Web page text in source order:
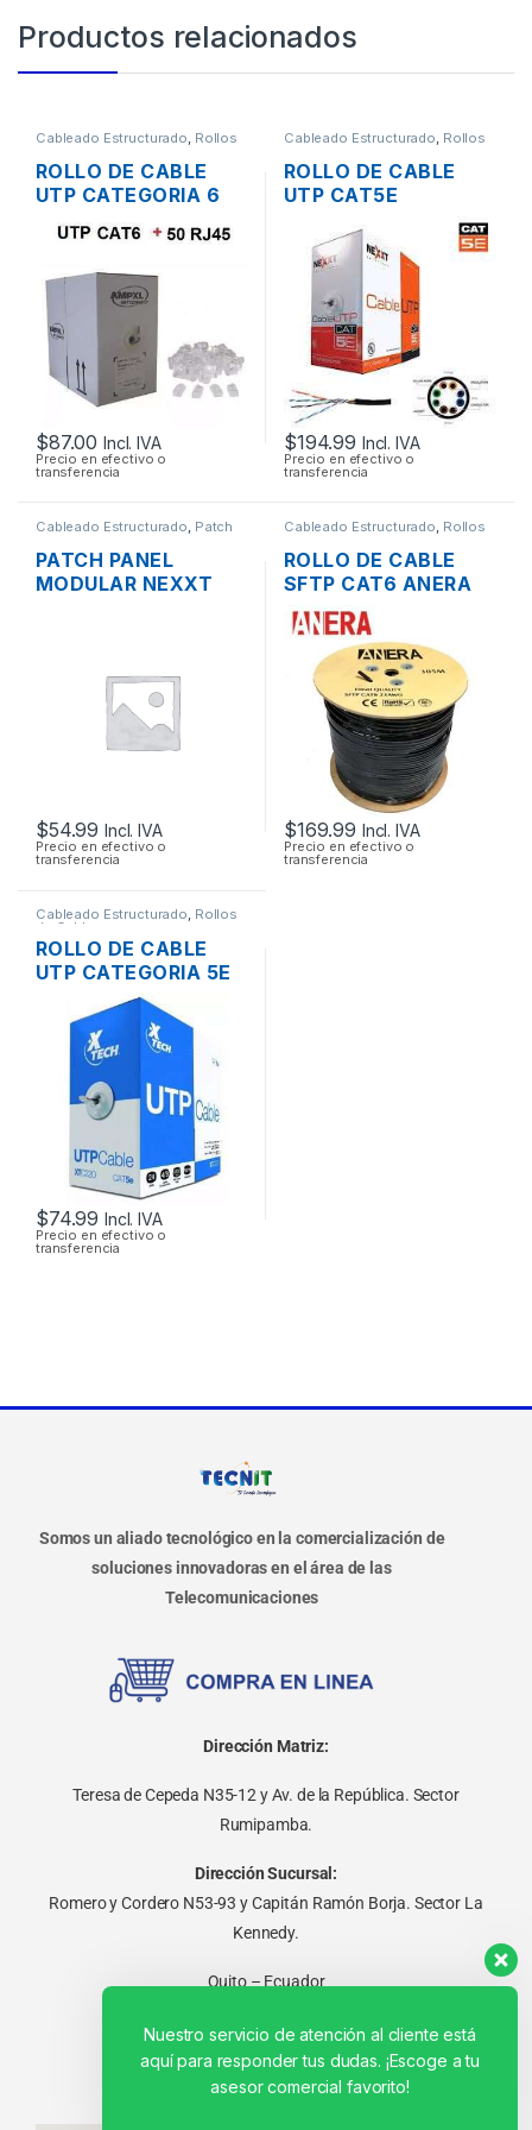
Productos relacionados
Cableado Estructurado, Rollos
ROLLO DE CABLE
UTP CATEGORIA 6
DE 305 MTS. + 50
CONECTORES
$87.00 Incl. IVA
Precio en efectivo o
transferencia
Cableado Estructurado, Rollos
ROLLO DE CABLE
UTP CAT5E
NEXXT 305M CMX
$194.99 Incl. IVA
Precio en efectivo o
transferencia
Cableado Estructurado Patch
PATCH PANEL
MODULAR NEXXT
$54.99 Incl. IVA
Precio en efectivo o
transferencia
Cableado Estructurado Rollos
ROLLO DE CABLE
SFTP CAT6 ANERA
BLINDADO EXTERIOR
305MTS
$169.99 Incl. IVA
Precio en efectivo o
transferencia
Cableado Estructurado, Rollos
de Cable
ROLLO DE CABLE
UTP CATEGORIA 5E
XTECH XTC-220 305
MTS.
$74.99 Incl. IVA
Precio en efectivo o
transferencia
Somos un aliado tecnológico en la comercialización de
soluciones innovadoras en el área de las
Telecomunicaciones
Dirección Matriz:
Teresa de Cepeda N35-12 y Av. de la República. Sector
Rumipamba.
Dirección Sucursal:
Romero y Cordero N53-93 y Capitán Ramón Borja. Sector La
Kennedy.
Quito – Ecuador
Nuestro servicio de atención al cliente está
aquí para responder tus dudas. ¡Escoge a tu
asesor comercial favorito!